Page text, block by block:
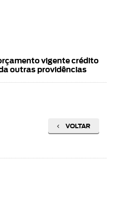
vigente crédito
outras providências
VOLTAR